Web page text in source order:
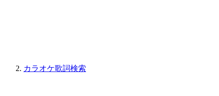
カラオケ歌詞検索